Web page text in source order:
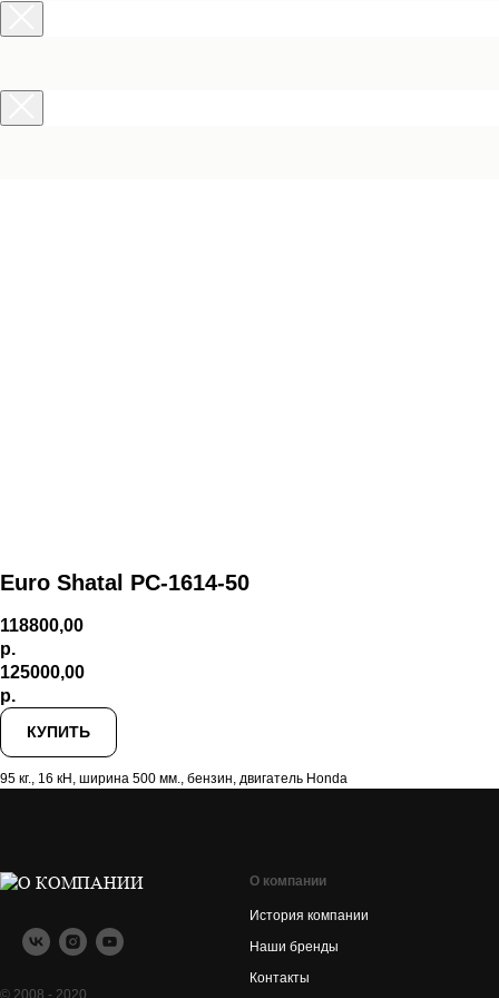
Euro Shatal PC-1614-50
118800,00
р.
125000,00
р.
КУПИТЬ
95 кг., 16 кН, ширина 500 мм., бензин, двигатель Honda
© 2008 - 2020
О компании
История компании
Наши бренды
Контакты